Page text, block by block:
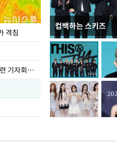
격침
선관위 시간대별 투표율 입력 관련 기자회견하는 주진우 의원
컴백하는 스키즈
주유소 기름값 12